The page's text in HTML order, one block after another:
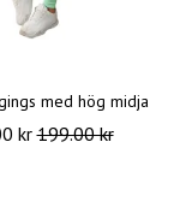
med hög midja
kr199.00 kr